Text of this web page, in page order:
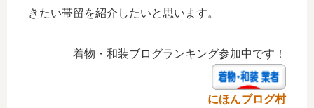
きたい帯留を紹介したいと思います。
着物・和装ブログランキング参加中です！
にほんブログ村